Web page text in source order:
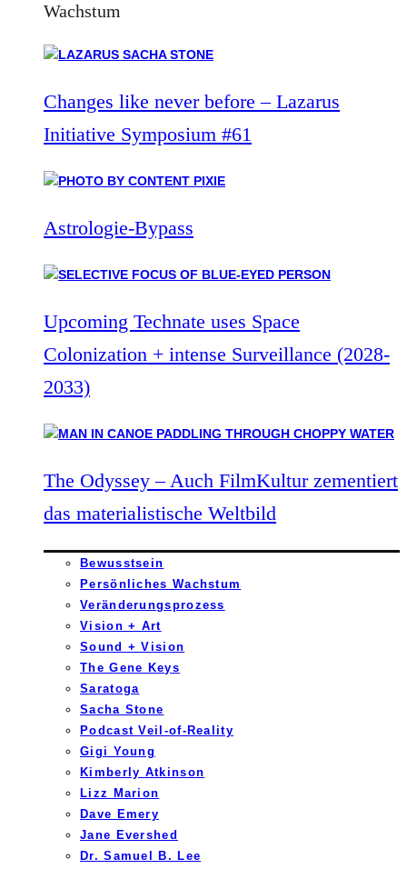
Wachstum
Changes like never before – Lazarus
Initiative Symposium #61
Astrologie-Bypass
Upcoming Technate uses Space
Colonization + intense Surveillance (2028-
2033)
The Odyssey – Auch FilmKultur zementiert
das materialistische Weltbild
Bewusstsein
Persönliches Wachstum
Veränderungsprozess
Vision + Art
Sound + Vision
The Gene Keys
Saratoga
Sacha Stone
Podcast Veil-of-Reality
Gigi Young
Kimberly Atkinson
Lizz Marion
Dave Emery
Jane Evershed
Dr. Samuel B. Lee